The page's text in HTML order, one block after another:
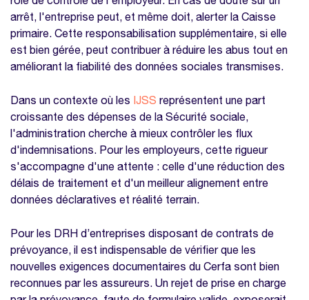
arrêt, l'entreprise peut, et même doit, alerter la Caisse
primaire. Cette responsabilisation supplémentaire, si elle
est bien gérée, peut contribuer à réduire les abus tout en
améliorant la fiabilité des données sociales transmises.
Dans un contexte où les IJSS représentent une part
croissante des dépenses de la Sécurité sociale,
l'administration cherche à mieux contrôler les flux
d'indemnisations. Pour les employeurs, cette rigueur
s'accompagne d'une attente : celle d'une réduction des
délais de traitement et d'un meilleur alignement entre
données déclaratives et réalité terrain.
Pour les DRH d’entreprises disposant de contrats de
prévoyance, il est indispensable de vérifier que les
nouvelles exigences documentaires du Cerfa sont bien
reconnues par les assureurs. Un rejet de prise en charge